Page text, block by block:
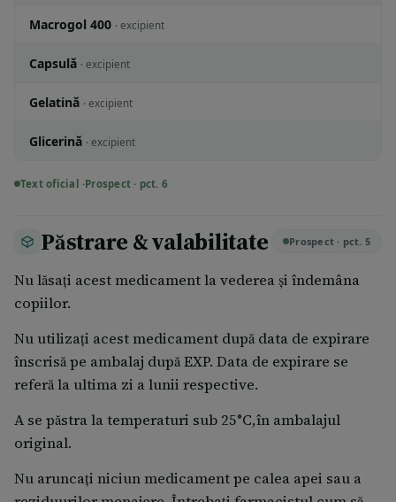
Macrogol 400 · excipient
Capsulă · excipient
Gelatină · excipient
Glicerină · excipient
Text oficial ·Prospect · pct. 6
Păstrare & valabilitate Prospect · pct. 5
Nu lăsaţi acest medicament la vederea şi îndemâna
copiilor.
Nu utilizaţi acest medicament după data de expirare
înscrisă pe ambalaj după EXP. Data de expirare se
referă la ultima zi a lunii respective.
A se păstra la temperaturi sub 25°C,în ambalajul
original.
Nu aruncaţi niciun medicament pe calea apei sau a